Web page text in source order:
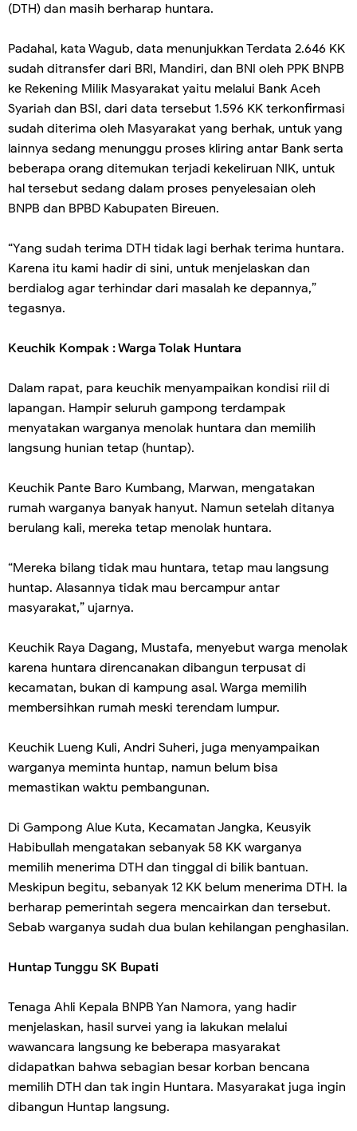
(DTH) dan masih berharap huntara.
Padahal, kata Wagub, data menunjukkan Terdata 2.646 KK
sudah ditransfer dari BRI, Mandiri, dan BNI oleh PPK BNPB
ke Rekening Milik Masyarakat yaitu melalui Bank Aceh
Syariah dan BSI, dari data tersebut 1.596 KK terkonfirmasi
sudah diterima oleh Masyarakat yang berhak, untuk yang
lainnya sedang menunggu proses kliring antar Bank serta
beberapa orang ditemukan terjadi kekeliruan NIK, untuk
hal tersebut sedang dalam proses penyelesaian oleh
BNPB dan BPBD Kabupaten Bireuen.
“Yang sudah terima DTH tidak lagi berhak terima huntara.
Karena itu kami hadir di sini, untuk menjelaskan dan
berdialog agar terhindar dari masalah ke depannya,”
tegasnya.
Keuchik Kompak : Warga Tolak Huntara
Dalam rapat, para keuchik menyampaikan kondisi riil di
lapangan. Hampir seluruh gampong terdampak
menyatakan warganya menolak huntara dan memilih
langsung hunian tetap (huntap).
Keuchik Pante Baro Kumbang, Marwan, mengatakan
rumah warganya banyak hanyut. Namun setelah ditanya
berulang kali, mereka tetap menolak huntara.
“Mereka bilang tidak mau huntara, tetap mau langsung
huntap. Alasannya tidak mau bercampur antar
masyarakat,” ujarnya.
Keuchik Raya Dagang, Mustafa, menyebut warga menolak
karena huntara direncanakan dibangun terpusat di
kecamatan, bukan di kampung asal. Warga memilih
membersihkan rumah meski terendam lumpur.
Keuchik Lueng Kuli, Andri Suheri, juga menyampaikan
warganya meminta huntap, namun belum bisa
memastikan waktu pembangunan.
Di Gampong Alue Kuta, Kecamatan Jangka, Keusyik
Habibullah mengatakan sebanyak 58 KK warganya
memilih menerima DTH dan tinggal di bilik bantuan.
Meskipun begitu, sebanyak 12 KK belum menerima DTH. Ia
berharap pemerintah segera mencairkan dan tersebut.
Sebab warganya sudah dua bulan kehilangan penghasilan.
Huntap Tunggu SK Bupati
Tenaga Ahli Kepala BNPB Yan Namora, yang hadir
menjelaskan, hasil survei yang ia lakukan melalui
wawancara langsung ke beberapa masyarakat
didapatkan bahwa sebagian besar korban bencana
memilih DTH dan tak ingin Huntara. Masyarakat juga ingin
dibangun Huntap langsung.